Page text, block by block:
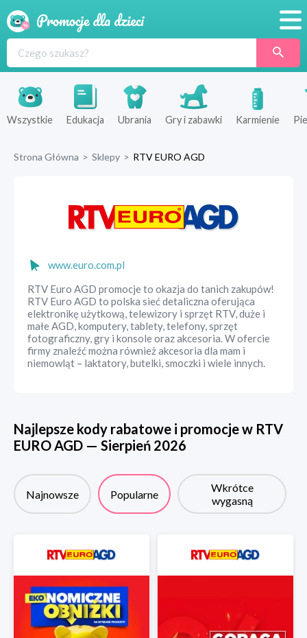
Produkty
Sklepy
Wszystkie Edukacja Ubrania Gry i zabawki Karmienie
Strona Główna > Sklepy > RTV EURO AGD
www.euro.com.pl
RTV Euro AGD promocje to okazja do tanich zakupów!
RTV Euro AGD to polska sieć detaliczna oferująca
elektronikę użytkową, telewizory i sprzęt RTV, duże i
małe AGD, komputery, tablety, telefony, sprzęt
fotograficzny, gry i konsole oraz akcesoria. W ofercie
firmy znaleźć można również akcesoria dla mam i
niemowląt – laktatory, butelki, smoczki i wiele innych.
Najlepsze kody rabatowe i promocje w RTV
EURO AGD — Sierpień 2026
Najnowsze Popularne
Wkrótce
wygasną